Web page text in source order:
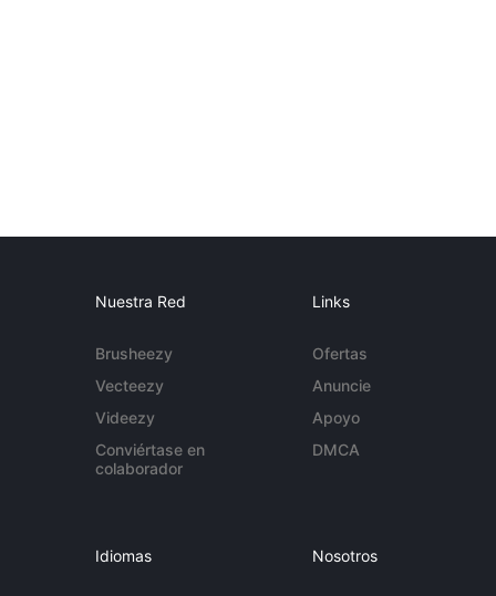
Nuestra Red
Brusheezy
Vecteezy
Videezy
Conviértase en
colaborador
Links
Ofertas
Anuncie
Apoyo
DMCA
Idiomas Nosotros